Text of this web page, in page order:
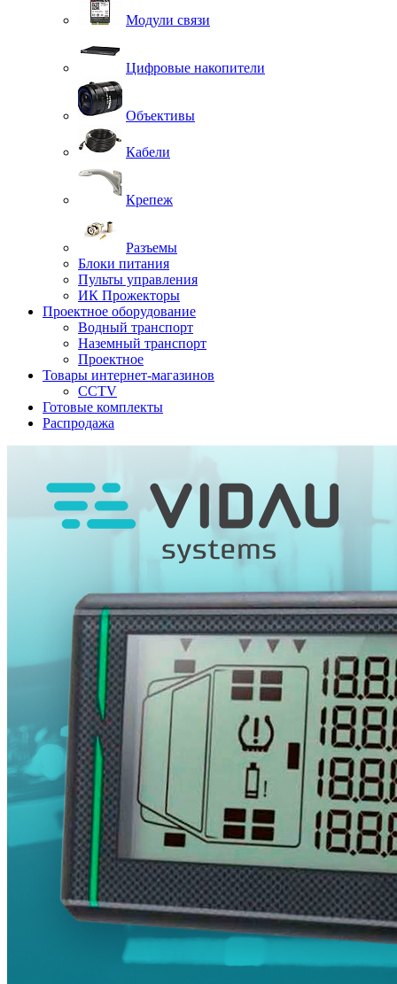
Модули связи
Цифровые накопители
Объективы
Кабели
Крепеж
Разъемы
Блоки питания
Пульты управления
ИК Прожекторы
Проектное оборудование
Водный транспорт
Наземный транспорт
Проектное
Товары интернет-магазинов
CCTV
Готовые комплекты
Распродажа